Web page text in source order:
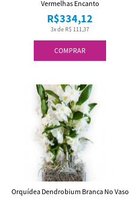
COMPRAR
3x de R$ 111,37
R$334,12
Vermelhas Encanto
Orquídea Dendrobium Branca No Vaso